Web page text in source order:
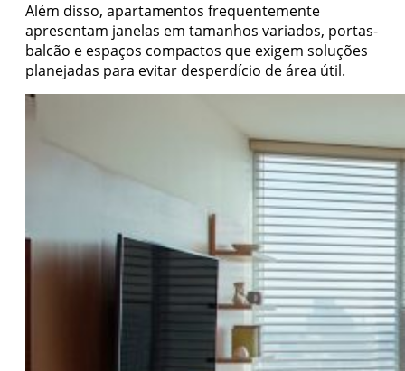
Além disso, apartamentos frequentemente
apresentam janelas em tamanhos variados, portas-
balcão e espaços compactos que exigem soluções
planejadas para evitar desperdício de área útil.